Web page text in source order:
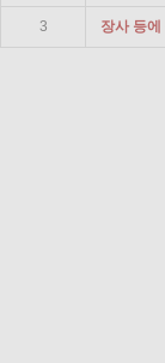
3 장사 등에